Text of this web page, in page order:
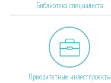
Библиотека специалиста
Приоритетные инвестпроекты